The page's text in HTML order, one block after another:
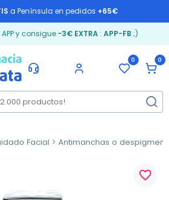
a Península en pedidos +65€
y consigue -3€ EXTRA: APP-FB ;)
0 0
Facial Antimanchas o
favorite_border